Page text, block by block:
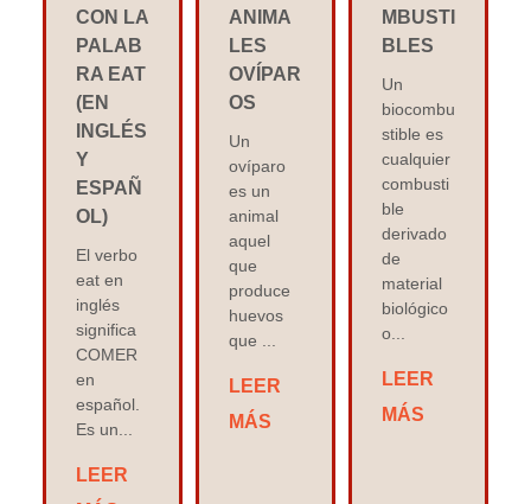
CON LA
PALAB
RA EAT
(EN
INGLÉS
Y
ESPAÑ
OL)
El verbo
eat en
inglés
significa
COMER
en
español.
Es un...
LEER
ANIMA
LES
OVÍPAR
OS
Un
ovíparo
es un
animal
aquel
que
produce
huevos
que ...
LEER
MÁS
MBUSTI
BLES
Un
biocombu
stible es
cualquier
combusti
ble
derivado
de
material
biológico
o...
LEER
MÁS